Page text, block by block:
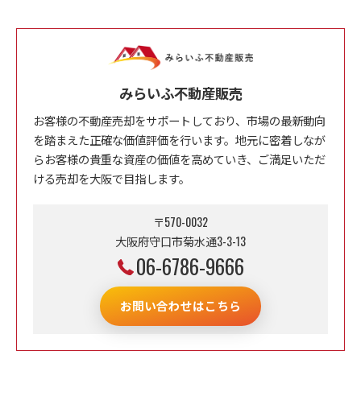
みらいふ不動産販売
お客様の不動産売却をサポートしており、市場の最新動向
を踏まえた正確な価値評価を行います。地元に密着しなが
らお客様の貴重な資産の価値を高めていき、ご満足いただ
ける売却を大阪で目指します。
〒570-0032
大阪府守口市菊水通3-3-13
06-6786-9666
お問い合わせはこちら